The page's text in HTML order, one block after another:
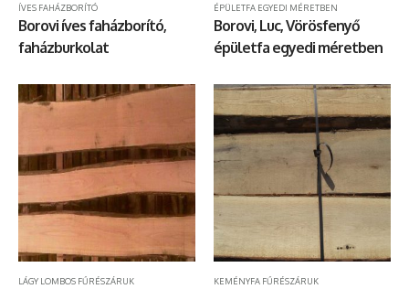
ÍVES FAHÁZBORÍTÓ
Borovi íves faházborító,
faházburkolat
ÉPÜLETFA EGYEDI MÉRETBEN
Borovi, Luc, Vörösfenyő
épületfa egyedi méretben
LÁGY LOMBOS FŰRÉSZÁRUK KEMÉNYFA FŰRÉSZÁRUK